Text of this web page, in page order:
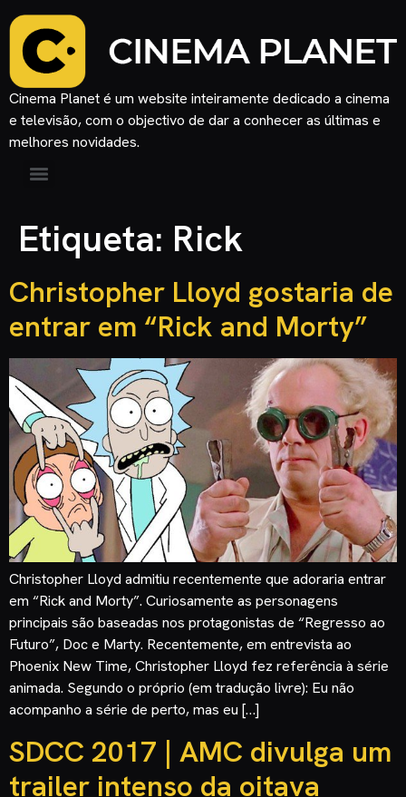
Cinema Planet é um website inteiramente dedicado a cinema
e televisão, com o objectivo de dar a conhecer as últimas e
melhores novidades.
Etiqueta: Rick
Christopher Lloyd gostaria de
entrar em “Rick and Morty”
Christopher Lloyd admitiu recentemente que adoraria entrar
em “Rick and Morty”. Curiosamente as personagens
principais são baseadas nos protagonistas de “Regresso ao
Futuro”, Doc e Marty. Recentemente, em entrevista ao
Phoenix New Time, Christopher Lloyd fez referência à série
animada. Segundo o próprio (em tradução livre): Eu não
acompanho a série de perto, mas eu […]
SDCC 2017 | AMC divulga um
trailer intenso da oitava